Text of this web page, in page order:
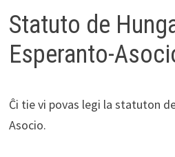
Statuto de
Esperanto-
Ĉi tie vi povas legi la statuton
Asocio.